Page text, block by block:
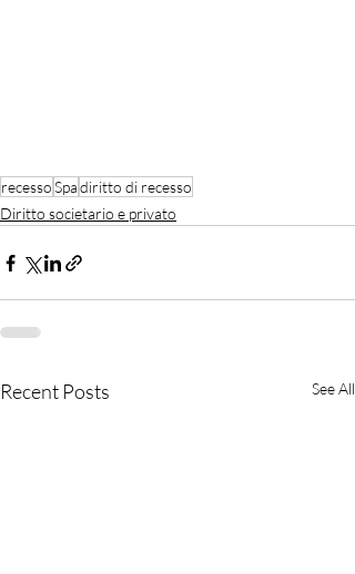
recessoSpadiritto di recesso
Diritto societario e privato
Recent Posts See All